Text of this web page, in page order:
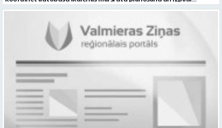
nodrošināt autobusu vadītāju dienas darba uzdevumu
profesionālā izglītība augsta atbildības sajūta, precizitāte un labas
komunikācijas spējas labas iemaņas darbā ar datoru un
elektronisko kases aparātu UZŅĒMUMS PIEDĀVĀ: darbu stabilā
uzņēmumā darba laiku: maiņu grafiks (1. dežūra no plkst. 05.20 līdz
plkst. 16.20 un 2.dežūra no plkst. 12.50-21.00) darba samaksu sākot no
1100 līdz 1250 EUR (pirms nodokļu nomaksas) pilnas sociālās
garantijas veselības apdrošināšanas iespējas dinamisku un
profesionālu darba vidi apmācību pirms darba pienākumu
uzsākšanas CV ar norādi vakancei „dispečers Valmierā” iesniegt līdz
2026. gada 21. augustam (ieskaitot): sūtot elektroniski uz info@vtu-
valmiera.lv personīgi SIA „VTU Valmiera”, Reģ.nr. 40003004220,
„Brandeļi”, Brandeļi, Kocēnu pagasts, Valmieras novads, personāla
daļā darba dienās no plkst. 13:00 līdz 16:00. 2 nedēļu laikā pēc